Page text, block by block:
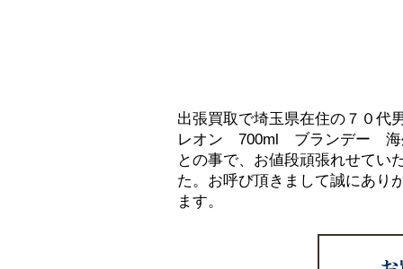
出張買取で埼玉県在住の７０
レオン 700ml ブランデー 海
との事で、お値段頑張れせてい
た。お呼び頂きまして誠にあり
ます。